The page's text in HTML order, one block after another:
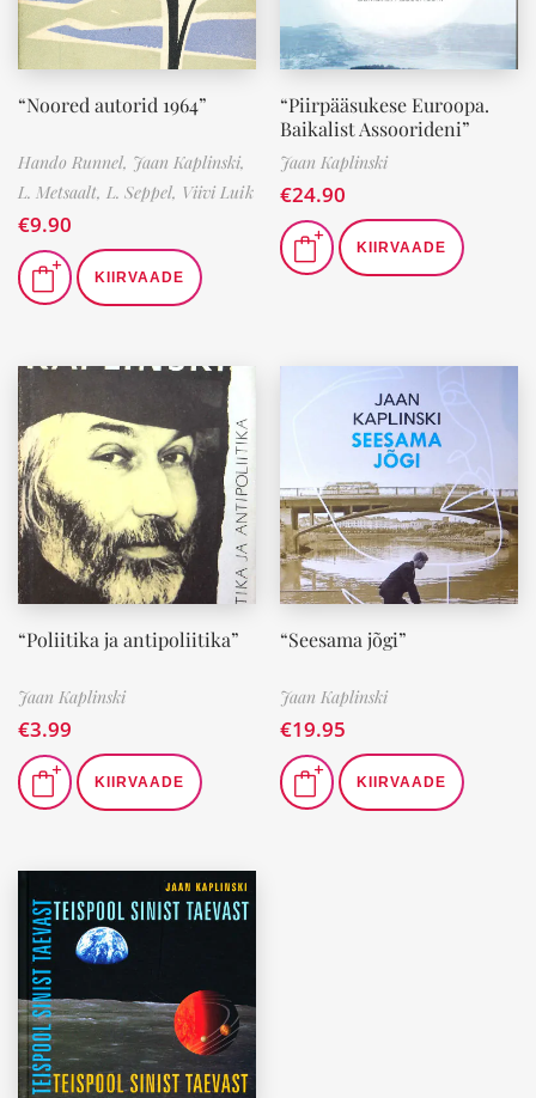
“Noored autorid 1964”
Hando Runnel, Jaan Kaplinski,
L. Metsaalt, L. Seppel, Viivi Luik
€9.90
KIIRVAADE
“Piirpääsukese Euroopa.
Baikalist Assoorideni”
Jaan Kaplinski
€24.90
KIIRVAADE
“Poliitika ja antipoliitika”
Jaan Kaplinski
€3.99
KIIRVAADE
“Seesama jõgi”
Jaan Kaplinski
€19.95
KIIRVAADE